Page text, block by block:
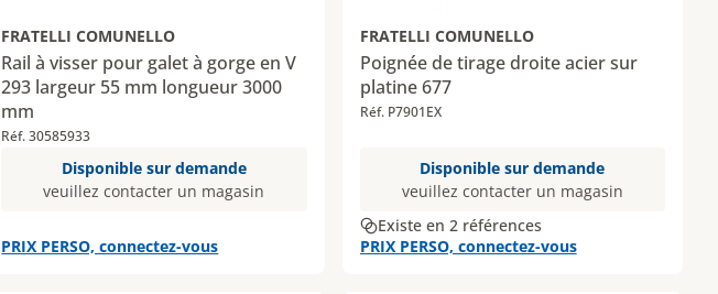
FRATELLI COMUNELLO
Rail à visser pour galet à gorge en V
293 largeur 55 mm longueur 3000
mm
Réf. 30585933
Disponible sur demande
veuillez contacter un magasin
PRIX PERSO, connectez-vous
FRATELLI COMUNELLO
Poignée de tirage droite acier sur
platine 677
Réf. P7901EX
Disponible sur demande
veuillez contacter un magasin
Existe en 2 références
PRIX PERSO, connectez-vous